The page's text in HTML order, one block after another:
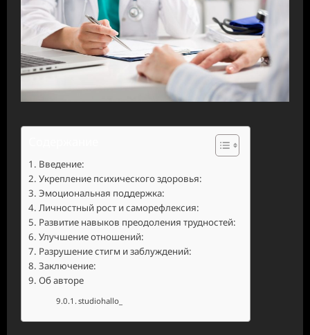
Введение:
Укрепление психического здоровья:
Эмоциональная поддержка:
Личностный рост и саморефлексия:
Развитие навыков преодоления трудностей:
Улучшение отношений:
Разрушение стигм и заблуждений:
Заключение:
Об авторе
studiohallo_